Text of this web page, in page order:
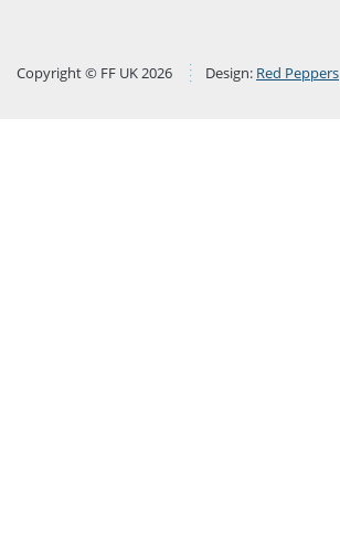
Copyright © FF UK 2026 Design: Red Peppers